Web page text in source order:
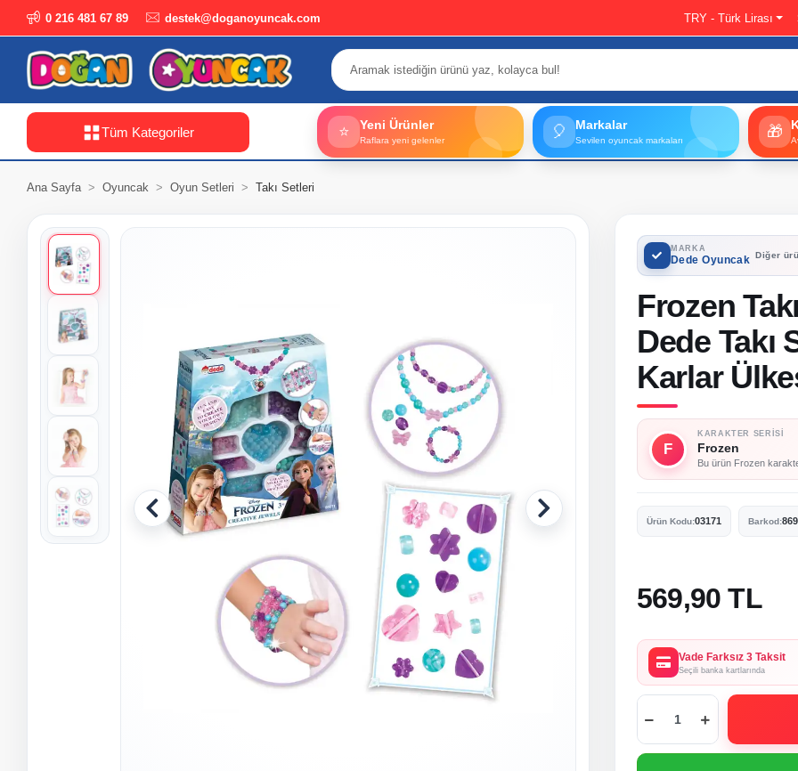
0 216 481 67 89 destek@doganoyuncak.com TRY - Türk Lirası
Tüm Kategoriler ⭐ Yeni Ürünler
Raflara yeni gelenler 🎈 Markalar
Sevilen oyuncak markaları 🎁
Ana Sayfa Oyuncak Oyun Setleri Takı Setleri
MARKA
Dede Oyuncak Diğer
Frozen
Dede Takı
Karlar
F
KARAKTER SERISI
Frozen
Bu ürün Frozen
Ürün Kodu:03171 Barkod:
569,90 TL
Vade Farksız 3 Taksit
Seçili banka kartlarında